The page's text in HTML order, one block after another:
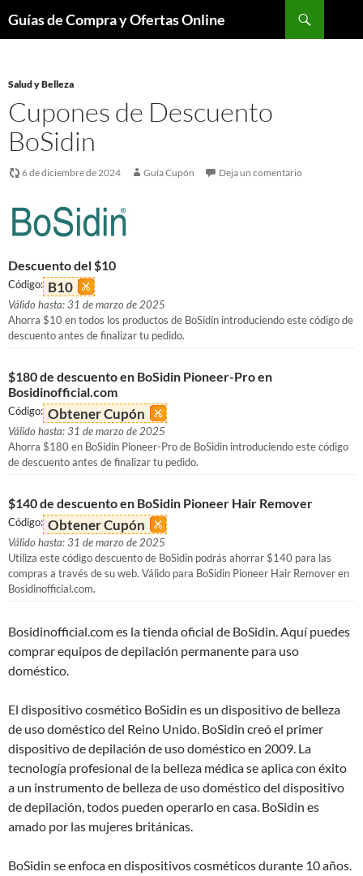
Guías de Compra y Ofertas Online
Salud y Belleza
Cupones de Descuento
BoSidin
6 de diciembre de 2024 Guía Cupón Deja un comentario
Descuento del $10
Código: B10
Válido hasta: 31 de marzo de 2025
Ahorra $10 en todos los productos de BoSidin introduciendo este código de
descuento antes de finalizar tu pedido.
$180 de descuento en BoSidin Pioneer-Pro en
Bosidinofficial.com
Código: Obtener Cupón
Válido hasta: 31 de marzo de 2025
Ahorra $180 en BoSidin Pioneer-Pro de BoSidin introduciendo este código
de descuento antes de finalizar tu pedido.
$140 de descuento en BoSidin Pioneer Hair Remover
Código: Obtener Cupón
Válido hasta: 31 de marzo de 2025
Utiliza este código descuento de BoSidin podrás ahorrar $140 para las
compras a través de su web. Válido para BoSidin Pioneer Hair Remover en
Bosidinofficial.com.
Bosidinofficial.com es la tienda oficial de BoSidin. Aquí puedes
comprar equipos de depilación permanente para uso
doméstico.
El dispositivo cosmético BoSidin es un dispositivo de belleza
de uso doméstico del Reino Unido. BoSidin creó el primer
dispositivo de depilación de uso doméstico en 2009. La
tecnología profesional de la belleza médica se aplica con éxito
a un instrumento de belleza de uso doméstico del dispositivo
de depilación, todos pueden operarlo en casa. BoSidin es
amado por las mujeres británicas.
BoSidin se enfoca en dispositivos cosméticos durante 10 años.